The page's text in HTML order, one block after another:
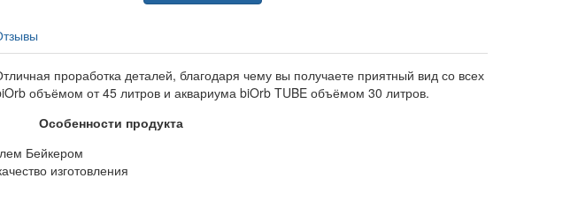
проработка деталей, благодаря чему вы получаете приятный вид со всех
объёмом от 45 литров и аквариума biOrb TUBE объёмом 30 литров.
Особенности продукта
Бейкером
изготовления